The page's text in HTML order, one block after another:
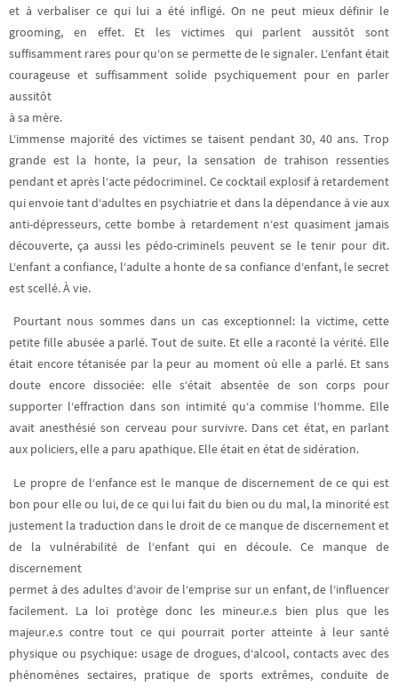
et à verbaliser ce qui lui a été infligé. On ne peut mieux définir le
grooming, en effet. Et les victimes qui parlent aussitôt sont
suffisamment rares pour qu‘on se permette de le signaler. L‘enfant était
courageuse et suffisamment solide psychiquement pour en parler
aussitôt
à sa mère.
L‘immense majorité des victimes se taisent pendant 30, 40 ans. Trop
grande est la honte, la peur, la sensation de trahison ressenties
pendant et après l‘acte pédocriminel. Ce cocktail explosif à retardement
qui envoie tant d‘adultes en psychiatrie et dans la dépendance à vie aux
anti-dépresseurs, cette bombe à retardement n‘est quasiment jamais
découverte, ça aussi les pédo-criminels peuvent se le tenir pour dit.
L‘enfant a confiance, l‘adulte a honte de sa confiance d‘enfant, le secret
est scellé. À vie.
Pourtant nous sommes dans un cas exceptionnel: la victime, cette
petite fille abusée a parlé. Tout de suite. Et elle a raconté la vérité. Elle
était encore tétanisée par la peur au moment où elle a parlé. Et sans
doute encore dissociée: elle s‘était absentée de son corps pour
supporter l‘effraction dans son intimité qu‘a commise l‘homme. Elle
avait anesthésié son cerveau pour survivre. Dans cet état, en parlant
aux policiers, elle a paru apathique. Elle était en état de sidération.
Le propre de l‘enfance est le manque de discernement de ce qui est
bon pour elle ou lui, de ce qui lui fait du bien ou du mal, la minorité est
justement la traduction dans le droit de ce manque de discernement et
de la vulnérabilité de l‘enfant qui en découle. Ce manque de
discernement
permet à des adultes d‘avoir de l‘emprise sur un enfant, de l‘influencer
facilement. La loi protège donc les mineur.e.s bien plus que les
majeur.e.s contre tout ce qui pourrait porter atteinte à leur santé
physique ou psychique: usage de drogues, d‘alcool, contacts avec des
phénomènes sectaires, pratique de sports extrêmes, conduite de